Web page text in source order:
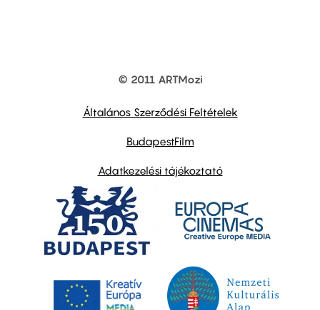
© 2011 ARTMozi
Általános Szerződési Feltételek
BudapestFilm
Adatkezelési tájékoztató